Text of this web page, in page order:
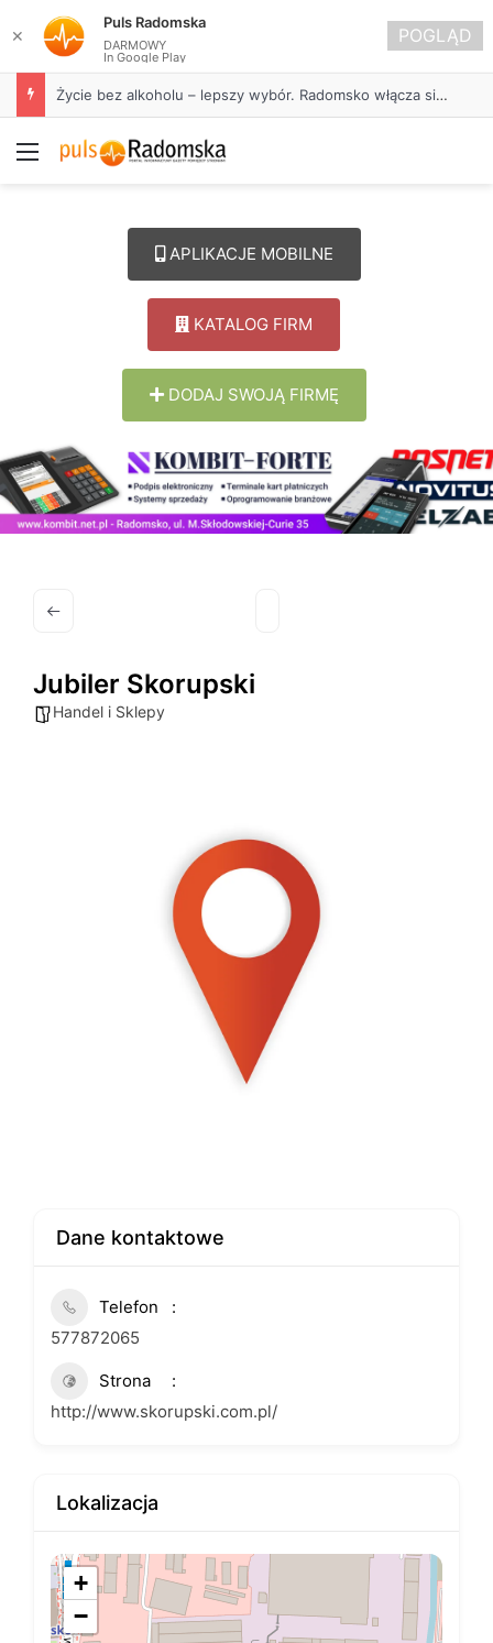
Życie bez alkoholu – lepszy wybór. Radomsko włącza się w Miesiąc Trzeźwości
Menu
APLIKACJE MOBILNE
KATALOG FIRM
DODAJ SWOJĄ FIRMĘ
Jubiler Skorupski
Handel i Sklepy
Dane kontaktowe
Telefon
577872065
Strona
http://www.skorupski.com.pl/
Lokalizacja
+
−
✕
Puls Radomska
DARMOWY
In Google Play
POGLĄD